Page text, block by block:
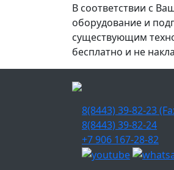
В соответствии с
оборудование и
существующим
бесплатно и не
8(8443) 39-82-23
8(8443) 39-82-24
+7 906 167-28-82